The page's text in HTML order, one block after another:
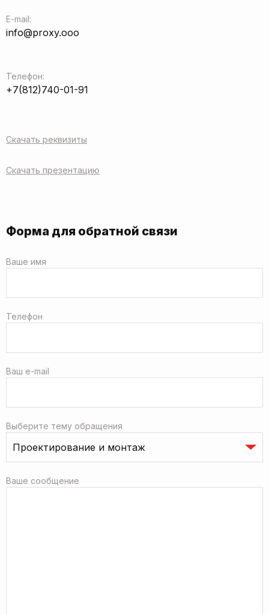
E-mail:
info@proxy.ooo
Телефон:
+7(812)740-01-91
Скачать реквизиты
Скачать презентацию
Форма для обратной связи
Ваше имя
Телефон
Ваш e-mail
Выберите тему обращения
Ваше сообщение